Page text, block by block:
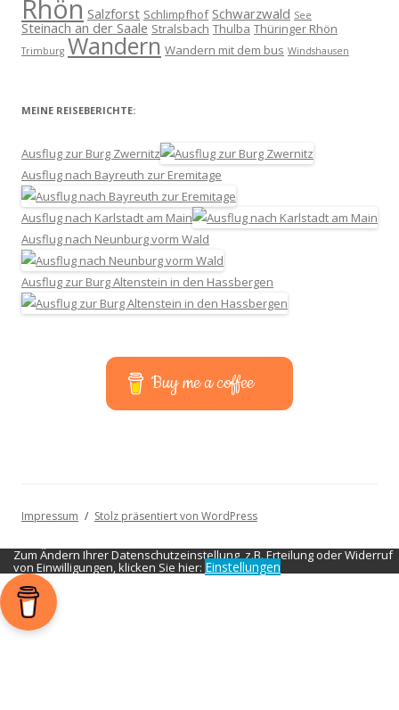
Rhön Salzforst Schlimpfhof Schwarzwald See
Steinach an der Saale Stralsbach Thulba Thüringer Rhön
Trimburg Wandern Wandern mit dem bus Windshausen
MEINE REISEBERICHTE:
Ausflug zur Burg Zwernitz
Ausflug nach Bayreuth zur Eremitage
Ausflug nach Karlstadt am Main
Ausflug nach Neunburg vorm Wald
Ausflug zur Burg Altenstein in den Hassbergen
Buy me a coffee
Impressum Stolz präsentiert von WordPress
Zum Ändern Ihrer Datenschutzeinstellung, z.B. Erteilung oder Widerruf
von Einwilligungen, klicken Sie hier: Einstellungen